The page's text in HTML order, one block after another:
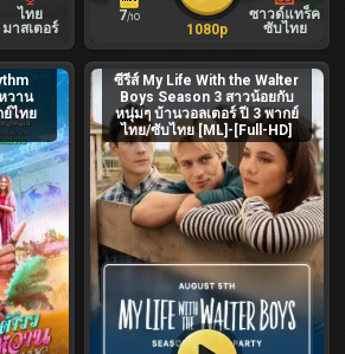
ไทย
มาสเตอร์
7/10
ซาวด์แทร็ค
ซับไทย
1080p
วาน
ย์ไทย
ซีรีส์ My Life With the Walter
Boys Season 3 สาวน้อยกับ
หนุ่มๆ บ้านวอลเตอร์ ปี 3 พากย์
ไทย/ซับไทย [ML]-[Full-HD]